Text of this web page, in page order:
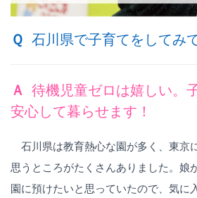
Ｑ 石川県で子育てをしてみ
Ａ
待機児童ゼロは嬉しい。
安心して暮らせます！
石川県は教育熱心な園が多く、東京
思うところがたくさんありました。娘
園に預けたいと思っていたので、気に